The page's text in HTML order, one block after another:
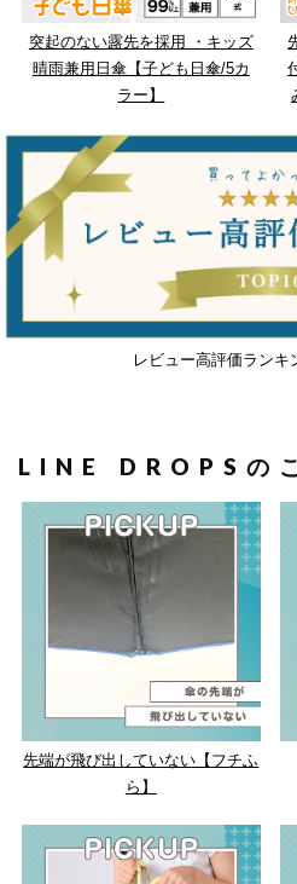
突起のない露先を採用 ・キッズ
晴雨兼用日傘【子ども日傘/5カ
ラー】
レビュー高評価ランキ
LINE DROPSの
先端が飛び出していない【フチふ
ら】